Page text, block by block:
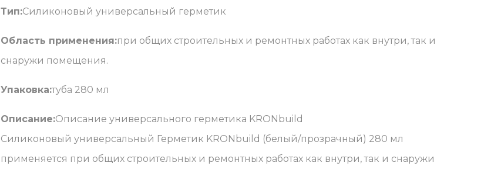
Тип:Силиконовый универсальный герметик
Область применения:при общих строительных и ремонтных работах как внутри, так и
снаружи помещения.
Упаковка:туба 280 мл
Описание:Описание универсального герметика KRONbuild
Силиконовый универсальный Герметик KRONbuild (белый/прозрачный) 280 мл
применяется при общих строительных и ремонтных работах как внутри, так и снаружи